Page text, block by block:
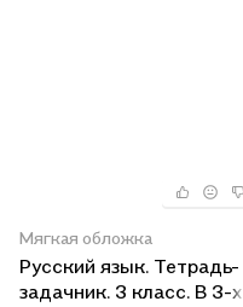
Мягкая обложка
Русский язык. Тетрадь-
задачник. 3 класс. В 3-х